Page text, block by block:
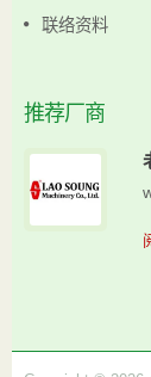
联络资料
推荐厂商